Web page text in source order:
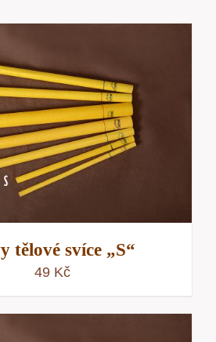
tělové svíce „S“
49 Kč